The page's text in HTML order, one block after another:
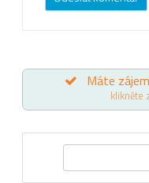
Máte
klikněte